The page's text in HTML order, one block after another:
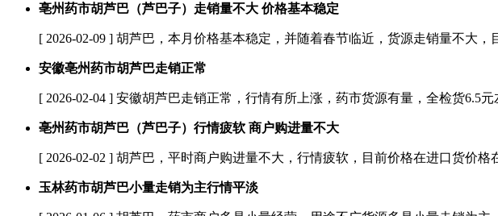
亳州药市胡芦巴（芦巴子）走销量不大 价格基本稳定
[ 2026-02-09 ] 胡芦巴，本月价格基本稳定，并随着春节临近，货源走销量不大，
安徽亳州药市胡芦巴走销正常
[ 2026-02-04 ] 安徽胡芦巴走销正常，行情有所上涨，药市货源有量，全检货6.5元
亳州药市胡芦巴（芦巴子）行情疲软 商户购进量不大
[ 2026-02-02 ] 胡芦巴，平时商户购进量不大，行情疲软，目前价格在进口货价格
玉林药市胡芦巴小量走销为主行情平淡